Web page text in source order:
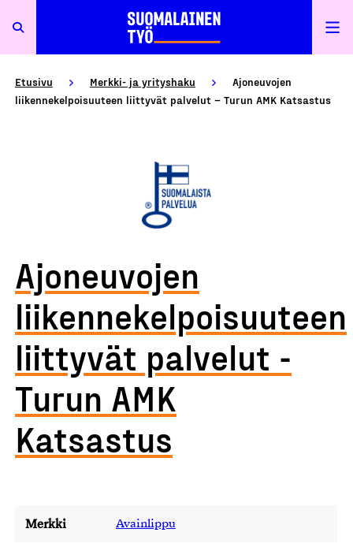
Etusivu Merkki- ja yrityshaku
Ajoneuvojen
liikennekelpoisuuteen liittyvät palvelut – Turun AMK Katsastus
Ajoneuvojen
liikennekelpoisuuteen
liittyvät palvelut -
Turun AMK
Katsastus
Merkki Avainlippu